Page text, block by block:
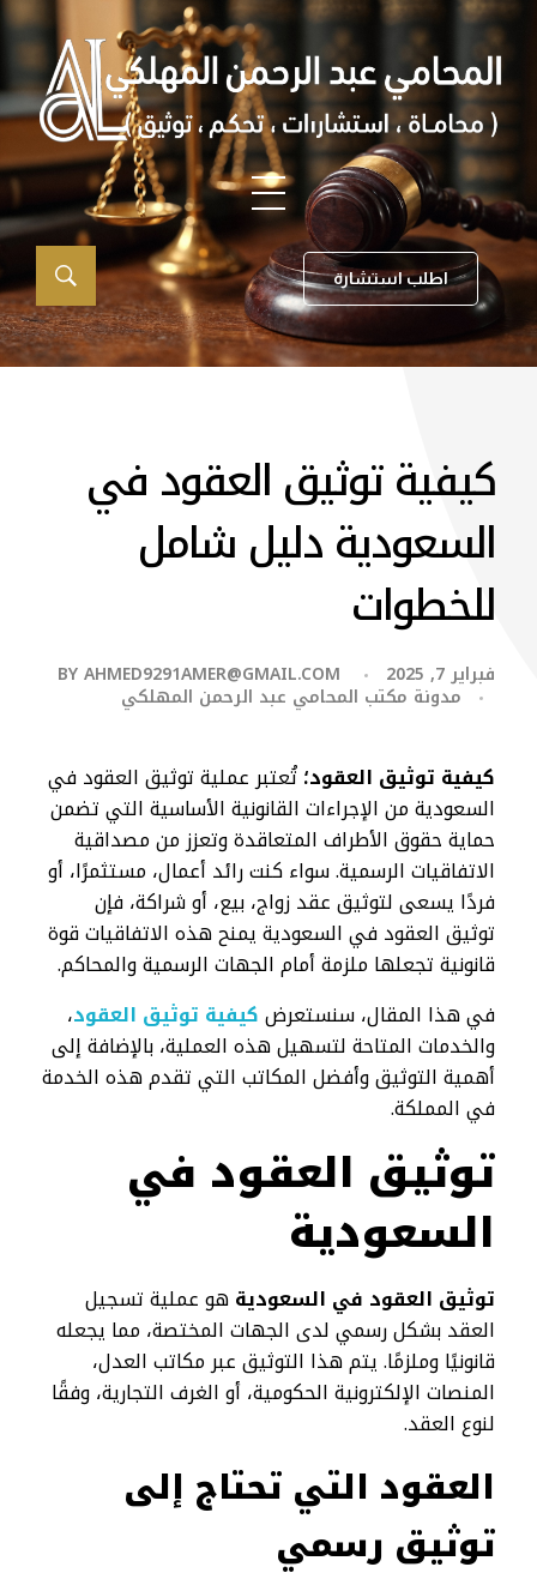
اطلب استشارة
كيفية توثيق العقود في
السعودية دليل شامل
للخطوات
فبراير 7, 2025 BYAHMED9291AMER@GMAIL.COM
مدونة مكتب المحامي عبد الرحمن المهلكي
كيفية توثيق العقود؛تُعتبر عملية توثيق العقود في
السعودية من الإجراءات القانونية الأساسية التي تضمن
حماية حقوق الأطراف المتعاقدة وتعزز من مصداقية
الاتفاقيات الرسمية. سواء كنت رائد أعمال، مستثمرًا، أو
فردًا يسعى لتوثيق عقد زواج، بيع، أو شراكة، فإن
توثيق العقود في السعودية يمنح هذه الاتفاقيات قوة
قانونية تجعلها ملزمة أمام الجهات الرسمية والمحاكم.
في هذا المقال، سنستعرضكيفية توثيق العقود،
والخدمات المتاحة لتسهيل هذه العملية، بالإضافة إلى
أهمية التوثيق وأفضل المكاتب التي تقدم هذه الخدمة
في المملكة.
توثيق العقود في
السعودية
توثيق العقود في السعوديةهو عملية تسجيل
العقد بشكل رسمي لدى الجهات المختصة، مما يجعله
قانونيًا وملزمًا. يتم هذا التوثيق عبر مكاتب العدل،
المنصات الإلكترونية الحكومية، أو الغرف التجارية، وفقًا
لنوع العقد.
العقود التي تحتاج إلى
توثيق رسمي